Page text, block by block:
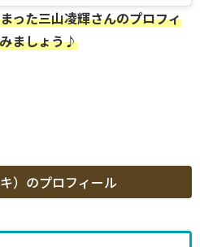
った三山凌輝さんのプロフィ
ましょう♪
）のプロフィール